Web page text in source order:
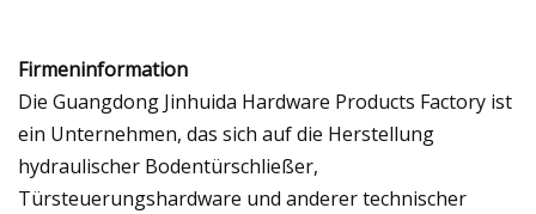
Firmeninformation
Die Guangdong Jinhuida Hardware Products Factory ist
ein Unternehmen, das sich auf die Herstellung
hydraulischer Bodentürschließer,
Türsteuerungshardware und anderer technischer